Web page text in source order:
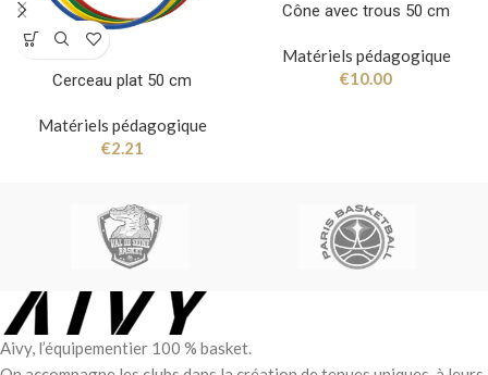
Cerceau plat 50 cm
Matériels pédagogique
€2.21
Cône avec trous 50 cm
Matériels pédagogique
€10.00
Aivy, l’équipementier 100 % basket.